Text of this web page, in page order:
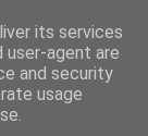
its services
user-agent are
and security
usage